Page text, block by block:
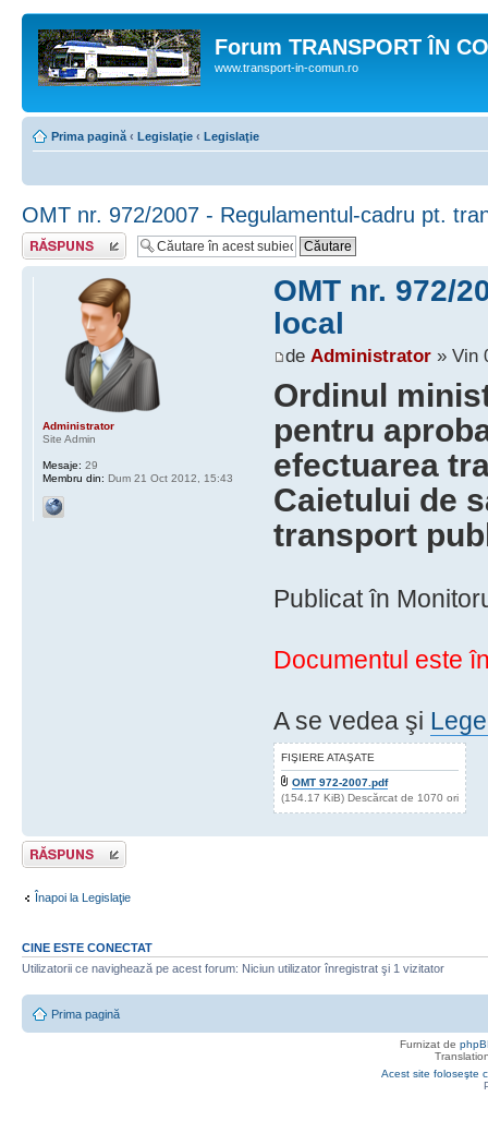
Forum TRANSPORT ÎN
www.transport-in-comun.ro
Prima pagină ‹ Legislaţie ‹ Legislaţie
OMT nr. 972/2007 - Regulamentul-cadru pt.
Răspunde
OMT nr. 972/
local
de Administrator» Vin
Ordinul
pentru
efectuarea
Caietului de
transport
Publicat în
Documentul este
A se vedea şi
FIŞIERE ATAŞATE
OMT 972-2007.pdf
(154.17 KiB) Descărcat de 1070 ori
Administrator
Site Admin
Mesaje: 29
Membru din: Dum 21 Oct 2012, 15:43
Răspunde
Înapoi la Legislaţie
CINE ESTE CONECTAT
Utilizatorii ce navighează pe acest forum: Niciun utilizator înregistrat şi 1 vizitator
Prima pagină
Furnizat de
Acest site foloseşte